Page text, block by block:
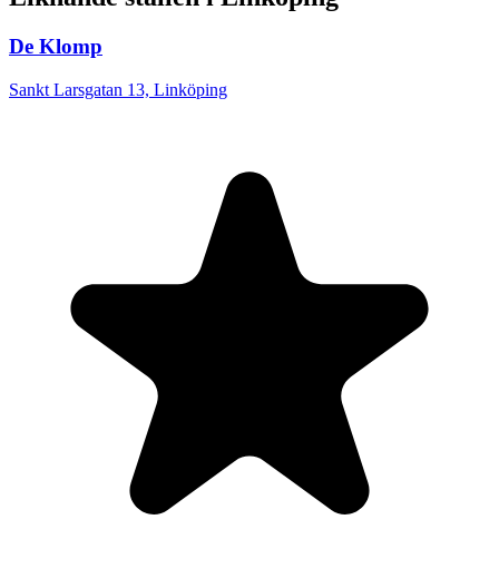
De Klomp
Sankt Larsgatan 13, Linköping